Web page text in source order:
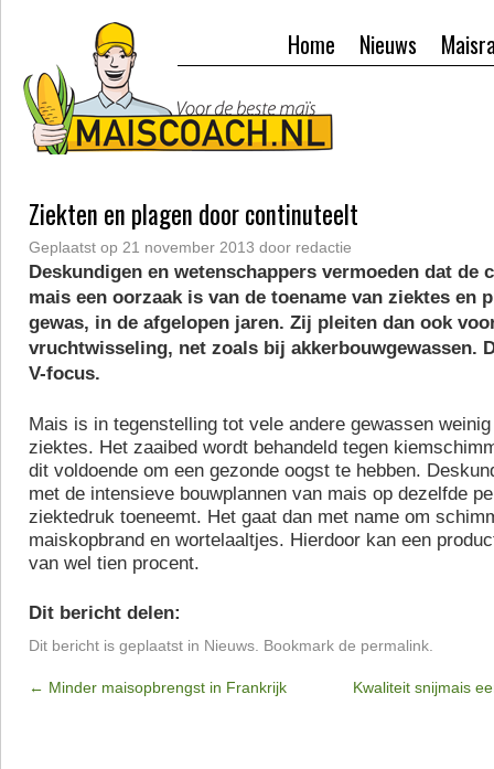
Nieuws
Home
Ziekten en plagen door continuteelt
Geplaatst op 21 november 2013 door redactie
Deskundigen en wetenschappers vermoeden dat de
mais een oorzaak is van de toename van ziektes en
gewas, in de afgelopen jaren. Zij pleiten dan ook
vruchtwisseling, net zoals bij akkerbouwgewassen.
V-focus.
Mais is in tegenstelling tot vele andere gewassen
ziektes. Het zaaibed wordt behandeld tegen
dit voldoende om een gezonde oogst te hebben.
met de intensieve bouwplannen van mais op dezelfde
ziektedruk toeneemt. Het gaat dan met name om
maiskopbrand en wortelaaltjes. Hierdoor kan een
van wel tien procent.
Dit bericht delen:
Dit bericht is geplaatst in Nieuws . Bookmark de permalink
← Minder maisopbrengst in Frankrijk Kwaliteit snijmais